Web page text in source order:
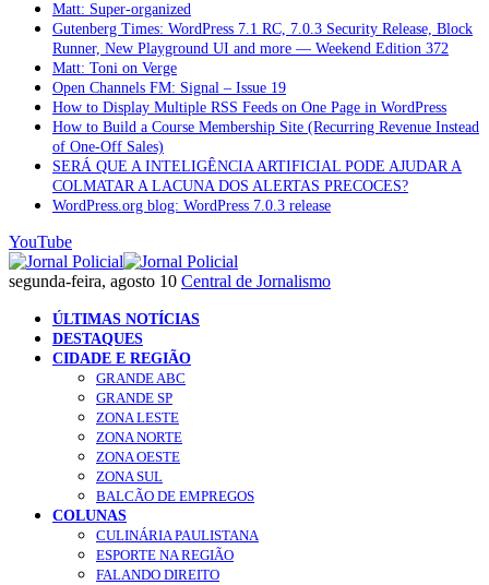
Matt: Super-organized
Gutenberg Times: WordPress 7.1 RC, 7.0.3 Security Release, Block
Runner, New Playground UI and more — Weekend Edition 372
Matt: Toni on Verge
Open Channels FM: Signal – Issue 19
How to Display Multiple RSS Feeds on One Page in WordPress
How to Build a Course Membership Site (Recurring Revenue Instead
of One-Off Sales)
SERÁ QUE A INTELIGÊNCIA ARTIFICIAL PODE AJUDAR A
COLMATAR A LACUNA DOS ALERTAS PRECOCES?
WordPress.org blog: WordPress 7.0.3 release
YouTube
segunda-feira, agosto 10 Central de Jornalismo
ÚLTIMAS NOTÍCIAS
DESTAQUES
CIDADE E REGIÃO
GRANDE ABC
GRANDE SP
ZONA LESTE
ZONA NORTE
ZONA OESTE
ZONA SUL
BALCÃO DE EMPREGOS
COLUNAS
CULINÁRIA PAULISTANA
ESPORTE NA REGIÃO
FALANDO DIREITO